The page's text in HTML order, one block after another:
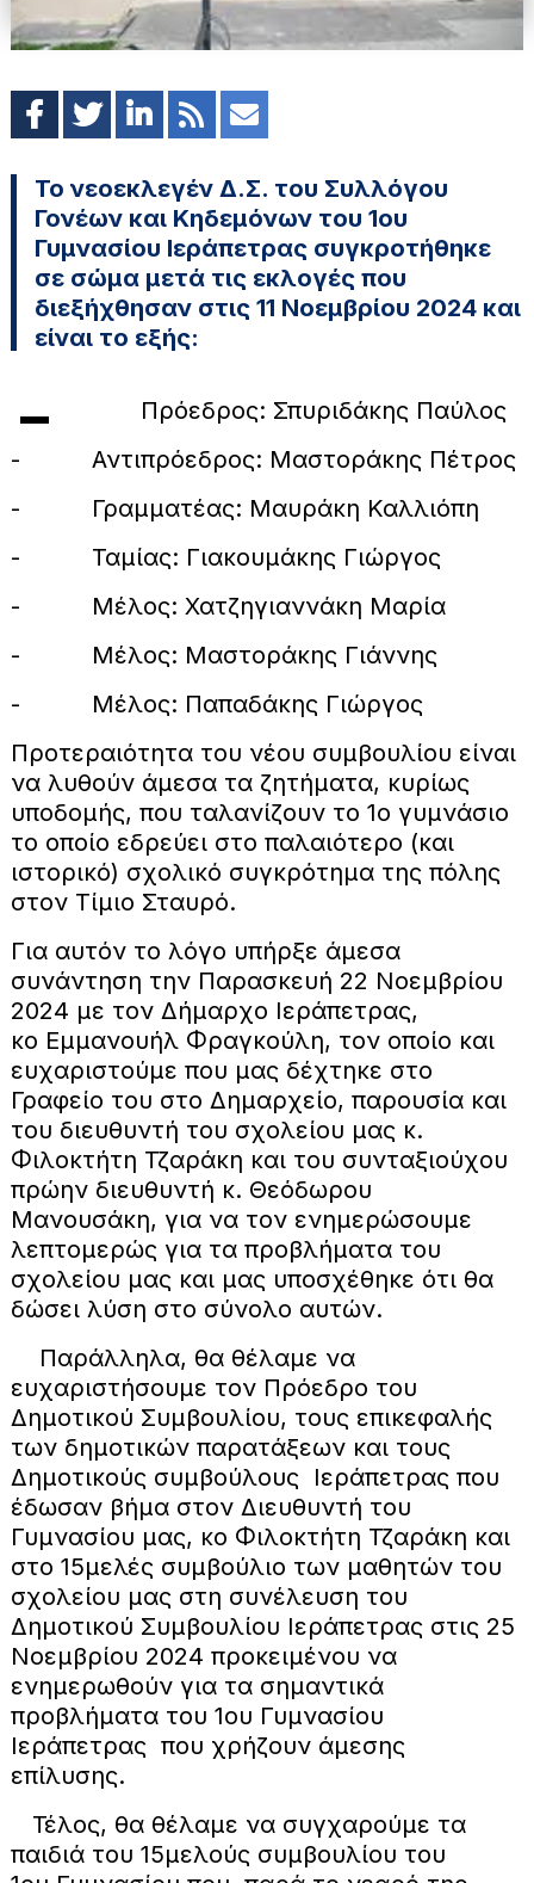
Το νεοεκλεγέν Δ.Σ. του Συλλόγου
Γονέων και Κηδεμόνων του 1ου
Γυμνασίου Ιεράπετρας συγκροτήθηκε
σε σώμα μετά τις εκλογές που
διεξήχθησαν στις 11 Νοεμβρίου 2024 και
είναι το εξής:
-
Πρόεδρος: Σπυριδάκης Παύλος
- Αντιπρόεδρος: Μαστοράκης Πέτρος
- Γραμματέας: Μαυράκη Καλλιόπη
- Ταμίας: Γιακουμάκης Γιώργος
- Μέλος: Χατζηγιαννάκη Μαρία
- Μέλος: Μαστοράκης Γιάννης
- Μέλος: Παπαδάκης Γιώργος
Προτεραιότητα του νέου συμβουλίου είναι
να λυθούν άμεσα τα ζητήματα, κυρίως
υποδομής, που ταλανίζουν το 1ο γυμνάσιο
το οποίο εδρεύει στο παλαιότερο (και
ιστορικό) σχολικό συγκρότημα της πόλης
στον Τίμιο Σταυρό.
Για αυτόν το λόγο υπήρξε άμεσα
συνάντηση την Παρασκευή 22 Νοεμβρίου
2024 με τον Δήμαρχο Ιεράπετρας,
κο Εμμανουήλ Φραγκούλη, τον οποίο και
ευχαριστούμε που μας δέχτηκε στο
Γραφείο του στο Δημαρχείο, παρουσία και
του διευθυντή του σχολείου μας κ.
Φιλοκτήτη Τζαράκη και του συνταξιούχου
πρώην διευθυντή κ. Θεόδωρου
Μανουσάκη, για να τον ενημερώσουμε
λεπτομερώς για τα προβλήματα του
σχολείου μας και μας υποσχέθηκε ότι θα
δώσει λύση στο σύνολο αυτών.
Παράλληλα, θα θέλαμε να
ευχαριστήσουμε τον Πρόεδρο του
Δημοτικού Συμβουλίου, τους επικεφαλής
των δημοτικών παρατάξεων και τους
Δημοτικούς συμβούλους Ιεράπετρας που
έδωσαν βήμα στον Διευθυντή του
Γυμνασίου μας, κο Φιλοκτήτη Τζαράκη και
στο 15μελές συμβούλιο των μαθητών του
σχολείου μας στη συνέλευση του
Δημοτικού Συμβουλίου Ιεράπετρας στις 25
Νοεμβρίου 2024 προκειμένου να
ενημερωθούν για τα σημαντικά
προβλήματα του 1ου Γυμνασίου
Ιεράπετρας που χρήζουν άμεσης
επίλυσης.
Τέλος, θα θέλαμε να συγχαρούμε τα
παιδιά του 15μελούς συμβουλίου του